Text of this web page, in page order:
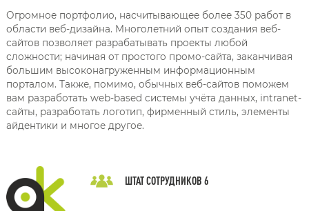
Огромное портфолио, насчитывающее более 350 работ в
области веб-дизайна. Многолетний опыт создания веб-
сайтов позволяет разрабатывать проекты любой
сложности; начиная от простого промо-сайта, заканчивая
большим высоконагруженным информационным
порталом. Также, помимо, обычных веб-сайтов поможем
вам разработать web-based системы учёта данных, intranet-
сайты, разработать логотип, фирменный стиль, элементы
айдентики и многое другое.
ШТАТ СОТРУДНИКОВ 6